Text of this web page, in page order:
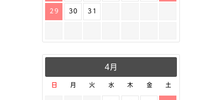
29 30 31
4月
日 月 火 水 木 金 土